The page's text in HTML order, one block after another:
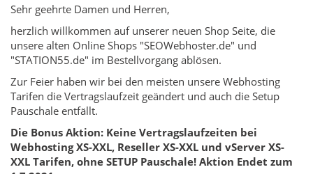
Sehr geehrte Damen und Herren,
herzlich willkommen auf unserer neuen Shop Seite, die
unsere alten Online Shops "SEOWebhoster.de" und
"STATION55.de" im Bestellvorgang ablösen.
Zur Feier haben wir bei den meisten unsere Webhosting
Tarifen die Vertragslaufzeit geändert und auch die Setup
Pauschale entfällt.
Die Bonus Aktion: Keine Vertragslaufzeiten bei
Webhosting XS-XXL, Reseller XS-XXL und vServer XS-
XXL Tarifen, ohne SETUP Pauschale! Aktion Endet zum